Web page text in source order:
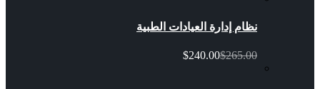
نظام إدارة العيادات الطبية
$240.00$265.00